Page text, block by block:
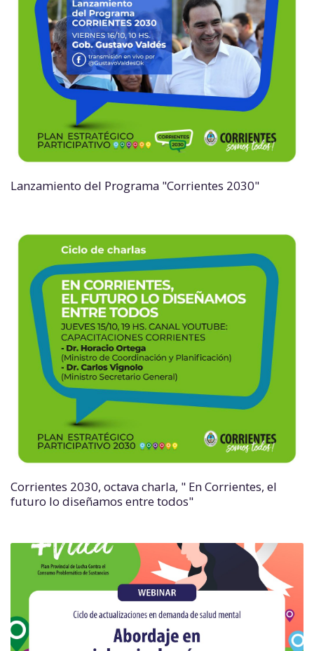
Lanzamiento del Programa "Corrientes 2030"
Corrientes 2030, octava charla, " En Corrientes, el
futuro lo diseñamos entre todos"